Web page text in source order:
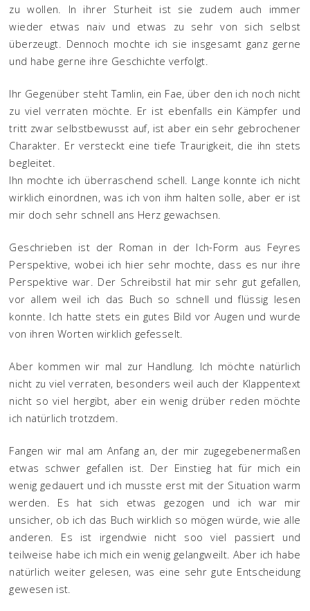
zu wollen. In ihrer Sturheit ist sie zudem auch immer
wieder etwas naiv und etwas zu sehr von sich selbst
überzeugt. Dennoch mochte ich sie insgesamt ganz gerne
und habe gerne ihre Geschichte verfolgt.
Ihr Gegenüber steht Tamlin, ein Fae, über den ich noch nicht
zu viel verraten möchte. Er ist ebenfalls ein Kämpfer und
tritt zwar selbstbewusst auf, ist aber ein sehr gebrochener
Charakter. Er versteckt eine tiefe Traurigkeit, die ihn stets
begleitet.
Ihn mochte ich überraschend schell. Lange konnte ich nicht
wirklich einordnen, was ich von ihm halten solle, aber er ist
mir doch sehr schnell ans Herz gewachsen.
Geschrieben ist der Roman in der Ich-Form aus Feyres
Perspektive, wobei ich hier sehr mochte, dass es nur ihre
Perspektive war. Der Schreibstil hat mir sehr gut gefallen,
vor allem weil ich das Buch so schnell und flüssig lesen
konnte. Ich hatte stets ein gutes Bild vor Augen und wurde
von ihren Worten wirklich gefesselt.
Aber kommen wir mal zur Handlung. Ich möchte natürlich
nicht zu viel verraten, besonders weil auch der Klappentext
nicht so viel hergibt, aber ein wenig drüber reden möchte
ich natürlich trotzdem.
Fangen wir mal am Anfang an, der mir zugegebenermaßen
etwas schwer gefallen ist. Der Einstieg hat für mich ein
wenig gedauert und ich musste erst mit der Situation warm
werden. Es hat sich etwas gezogen und ich war mir
unsicher, ob ich das Buch wirklich so mögen würde, wie alle
anderen. Es ist irgendwie nicht soo viel passiert und
teilweise habe ich mich ein wenig gelangweilt. Aber ich habe
natürlich weiter gelesen, was eine sehr gute Entscheidung
gewesen ist.